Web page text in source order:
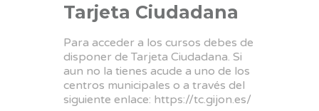
Tarjeta Ciudadana
Para acceder a los cursos debes de
disponer de Tarjeta Ciudadana. Si
aun no la tienes acude a uno de los
centros municipales o a través del
siguiente enlace: https://tc.gijon.es/